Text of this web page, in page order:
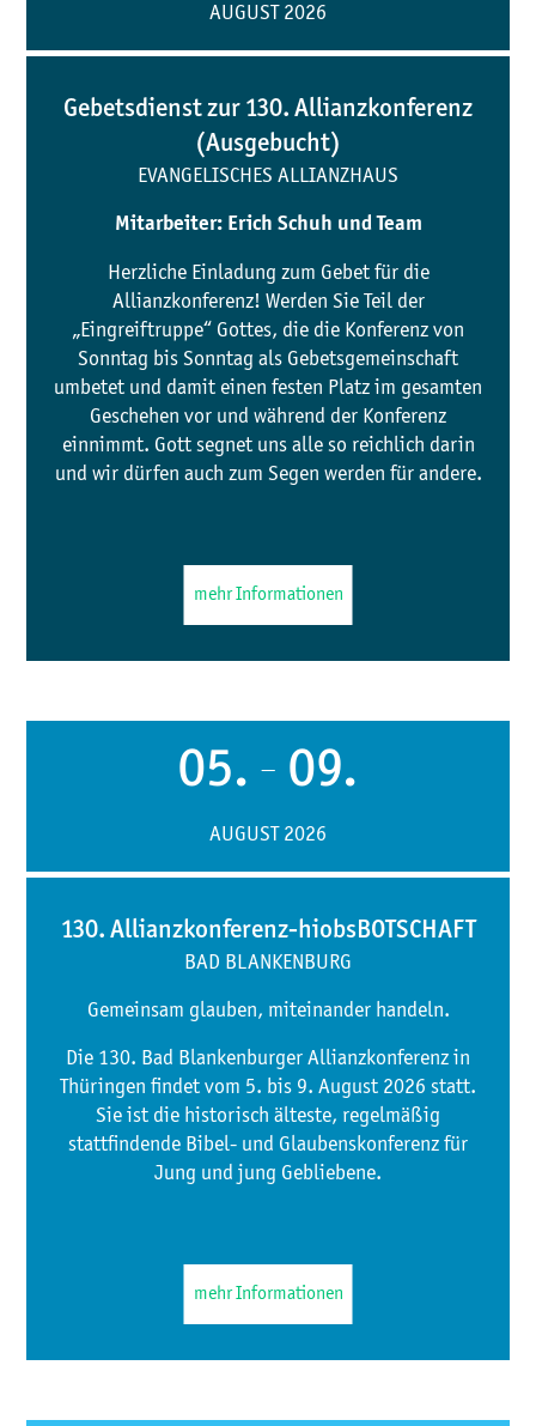
AUGUST 2026
Gebetsdienst zur 130. Allianzkonferenz
(Ausgebucht)
EVANGELISCHES ALLIANZHAUS
Mitarbeiter: Erich Schuh und Team
Herzliche Einladung zum Gebet für die
Allianzkonferenz! Werden Sie Teil der
„Eingreiftruppe“ Gottes, die die Konferenz von
Sonntag bis Sonntag als Gebetsgemeinschaft
umbetet und damit einen festen Platz im gesamten
Geschehen vor und während der Konferenz
einnimmt. Gott segnet uns alle so reichlich darin
und wir dürfen auch zum Segen werden für andere.
mehr Informationen
05. — 09.
AUGUST 2026
130. Allianzkonferenz-hiobsBOTSCHAFT
BAD BLANKENBURG
Gemeinsam glauben, miteinander handeln.
Die 130. Bad Blankenburger Allianzkonferenz in
Thüringen findet vom 5. bis 9. August 2026 statt.
Sie ist die historisch älteste, regelmäßig
stattfindende Bibel- und Glaubenskonferenz für
Jung und jung Gebliebene.
mehr Informationen